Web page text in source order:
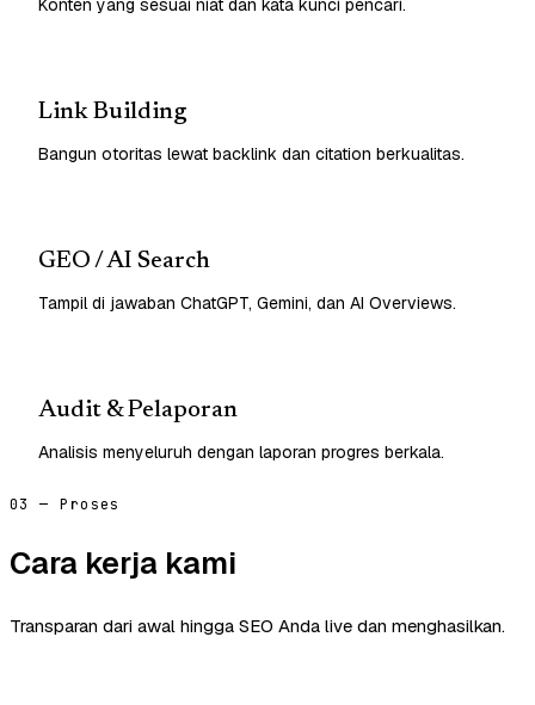
Konten yang sesuai niat dan kata kunci pencari.
Link Building
Bangun otoritas lewat backlink dan citation berkualitas.
GEO / AI Search
Tampil di jawaban ChatGPT, Gemini, dan AI Overviews.
Audit & Pelaporan
Analisis menyeluruh dengan laporan progres berkala.
03 — Proses
Cara kerja kami
Transparan dari awal hingga SEO Anda live dan menghasilkan.